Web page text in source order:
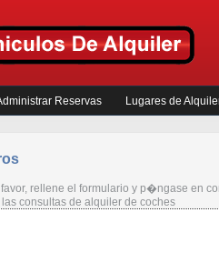
Reservas Lugares de
rellene el formulario y p�ngase en
consultas de alquiler de coches